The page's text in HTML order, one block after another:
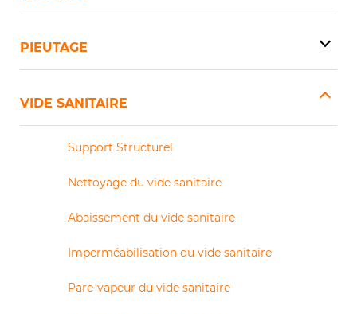
PIEUTAGE
VIDE SANITAIRE
Support Structurel
Nettoyage du vide sanitaire
Abaissement du vide sanitaire
Imperméabilisation du vide sanitaire
Pare-vapeur du vide sanitaire